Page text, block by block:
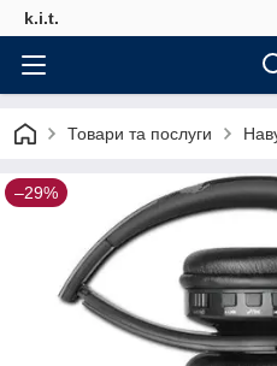
k.i.t.
Товари та послуги
–29%